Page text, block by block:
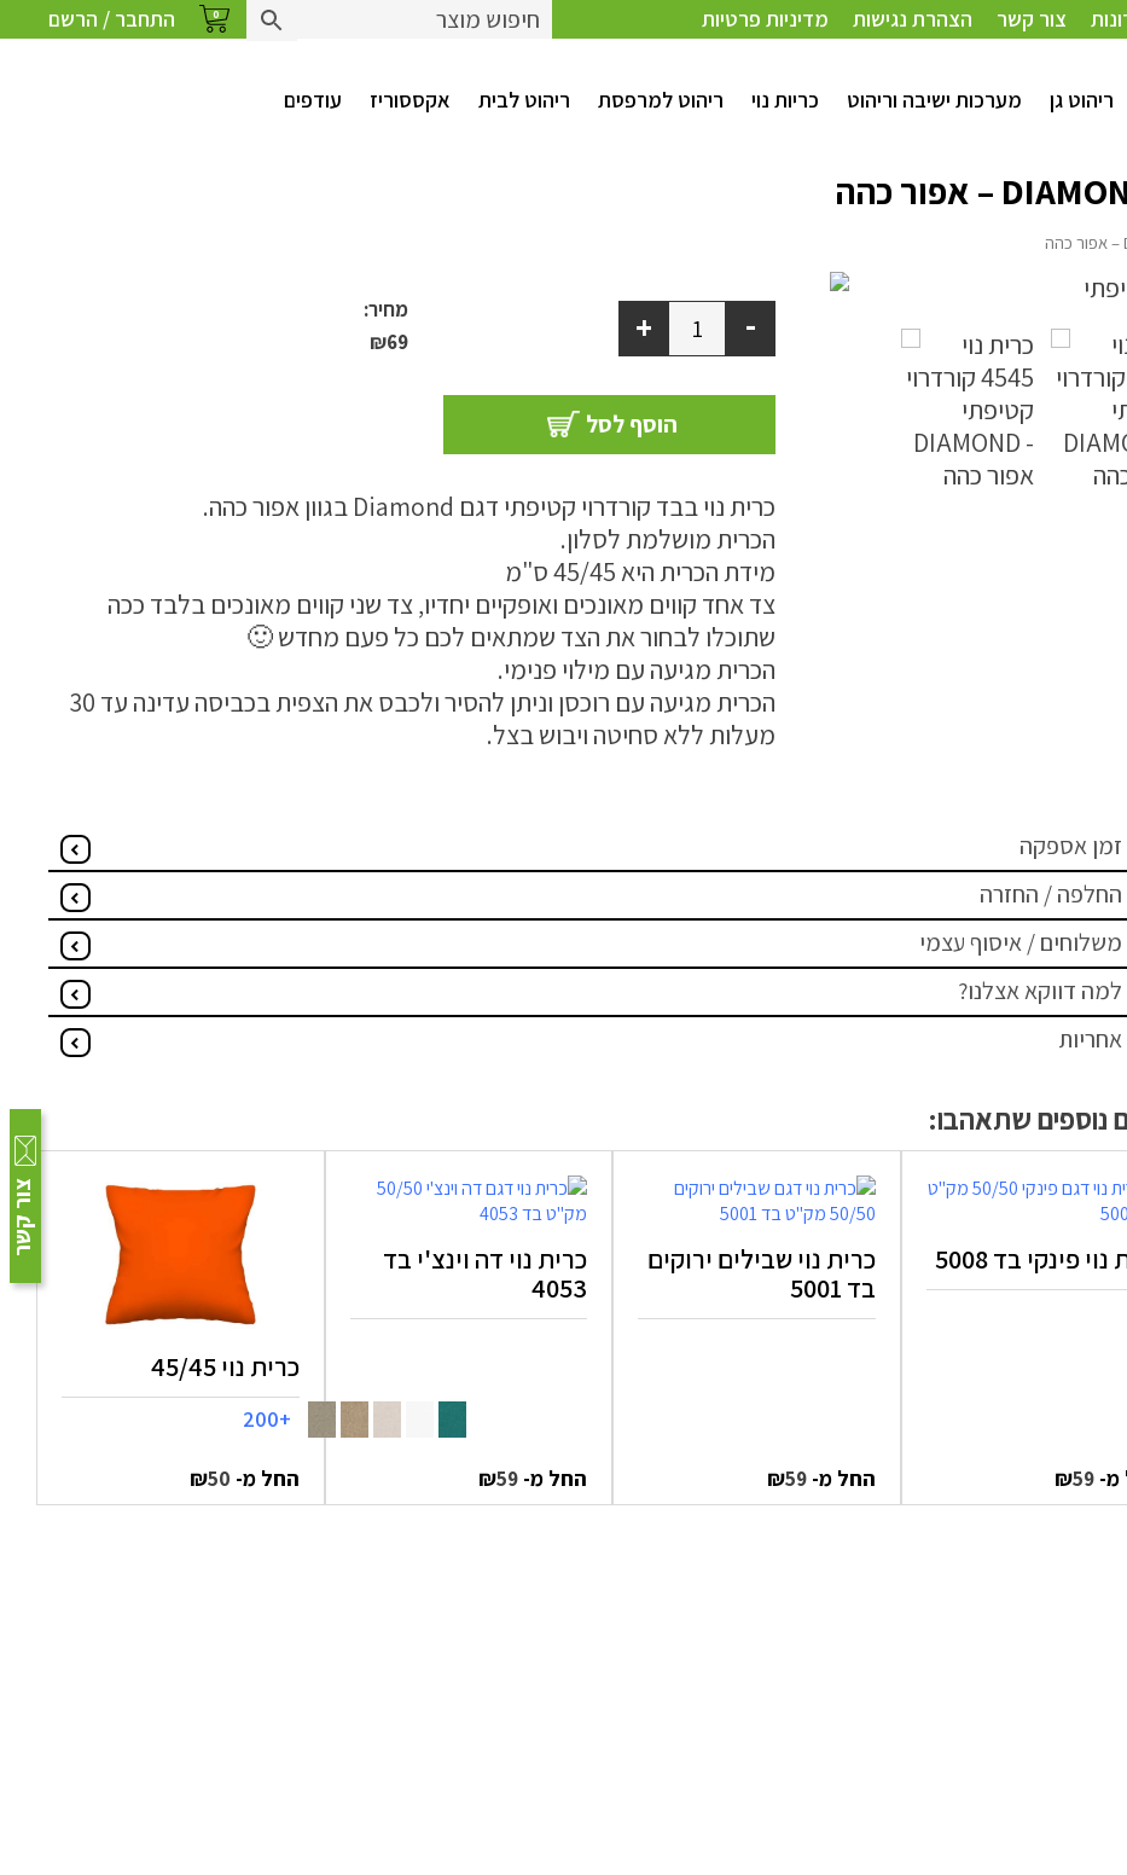
צור קשר
התחבר / הרשם 0 צור קשר הצהרת נגישות מדיניות פרטיות
ריהוט גן מערכות ישיבה וריהוט כריות נוי ריהוט למרפסת ריהוט לבית אקססוריז עודפים
-
+
מחיר:
₪69
הוסף לסל
כרית נוי בבד קורדרוי קטיפתי דגם Diamond בגוון אפור כהה.
הכרית מושלמת לסלון.
מידת הכרית היא 45/45 ס"מ
צד אחד קווים מאונכים ואופקיים יחדיו, צד שני קווים מאונכים בלבד ככה
שתוכלו לבחור את הצד שמתאים לכם כל פעם מחדש 🙂
הכרית מגיעה עם מילוי פנימי.
הכרית מגיעה עם רוכסן וניתן להסיר ולכבס את הצפית בכביסה עדינה עד 30
מעלות ללא סחיטה ויבוש בצל.
זמן אספקה
החלפה / החזרה
משלוחים / איסוף עצמי
למה דווקא אצלנו?
אחריות
נוספים שתאהבו:
פינקי בד 5008
מ- ₪59
כרית נוי שבילים ירוקים
בד 5001
החל מ- ₪59
כרית נוי דה וינצ'י בד
4053
החל מ- ₪59
כרית נוי 45/45
+200
החל מ- ₪50